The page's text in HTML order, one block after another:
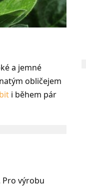
a jemné
obličejem
i během pár
výrobu